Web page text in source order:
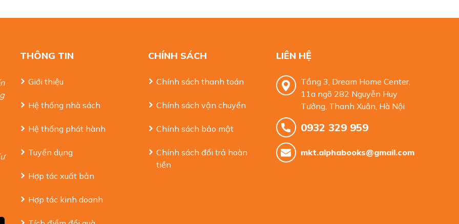
THÔNG TIN
Giới thiệu
Hệ thống nhà sách
Hệ thống phát hành
Tuyển dụng
Hợp tác xuất bản
Hợp tác kinh doanh
CHÍNH SÁCH
Chính sách thanh toán
Chính sách vận chuyển
Chính sách bảo mật
Chính sách đổi trả hoàn
tiền
LIÊN HỆ
Tầng 3, Dream Home Center,
11a ngõ 282 Nguyễn Huy
Tưởng, Thanh Xuân, Hà Nội
0932 329 959
mkt.alphabooks@gmail.com